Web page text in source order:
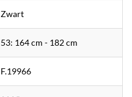
Zwart
53: 164 cm - 182 cm
F.19966